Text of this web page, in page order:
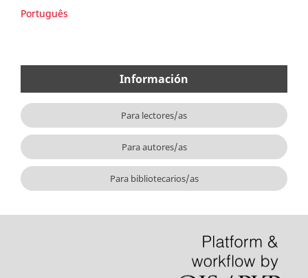
Português
Información
Para lectores/as
Para autores/as
Para bibliotecarios/as